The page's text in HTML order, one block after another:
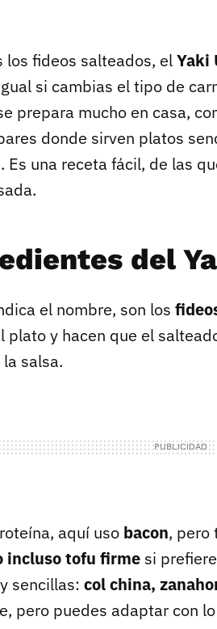
los fideos salteados, elYaki
si cambias el tipo de
prepara mucho en casa,
donde sirven platos
Es una receta fácil, de las
del
el nombre, son los
plato y hacen que el
salsa.
aquí uso bacon, pero
incluso tofu firme si
sencillas: col china,
pero puedes adaptar con